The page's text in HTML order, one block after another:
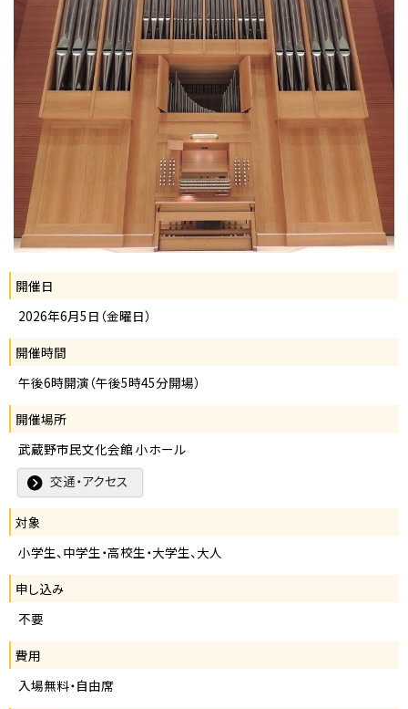
開催日
2026年6月5日（金曜日）
開催時間
午後6時開演（午後5時45分開場）
開催場所
武蔵野市民文化会館 小ホール
交通・アクセス
対象
小学生、中学生・高校生・大学生、大人
申し込み
不要
費用
入場無料・自由席